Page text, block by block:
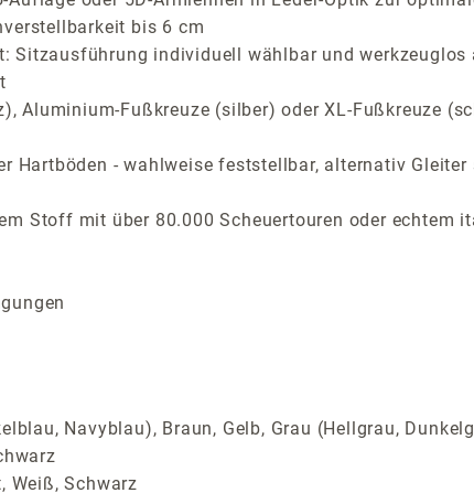
bis 6 cm
Sitzausführung individuell wählbar und werkzeuglos
Aluminium-Fußkreuze (silber) oder XL-Fußkreuze
Hartböden - wahlweise feststellbar, alternativ
Stoff mit über 80.000 Scheuertouren oder echtem
Navyblau), Braun, Gelb, Grau (Hellgrau,
Weiß, Schwarz